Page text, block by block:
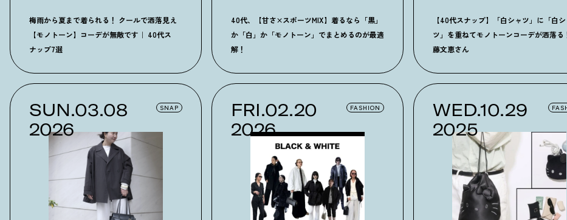
梅雨から夏まで着られる！ クールで洒落見え
【モノトーン】コーデが無敵です｜ 40代ス
ナップ7選
40代、【甘さ×スポーツMIX】着るなら「黒」
か「白」か「モノトーン」でまとめるのが最適
解！
【40代スナップ】「白シャツ」に「白シ
ツ」を重ねてモノトーンコーデが洒落る
藤文恵さん
SUN.03.08
2026
SNAP
FRI.02.20
2026
FASHION
WED.10.29
2025